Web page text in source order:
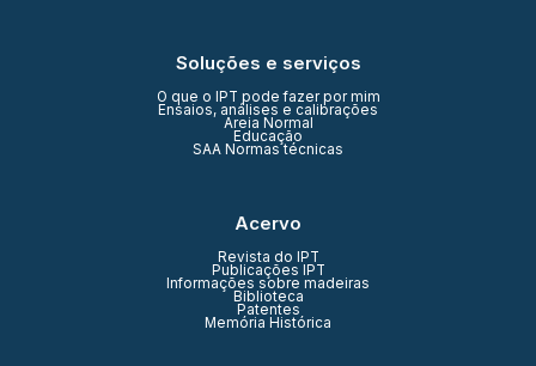
Soluções e serviços
O que o IPT pode fazer por mim
Ensaios, análises e calibrações
Areia Normal
Educação
SAA Normas técnicas
Acervo
Revista do IPT
Publicações IPT
Informações sobre madeiras
Biblioteca
Patentes
Memória Histórica